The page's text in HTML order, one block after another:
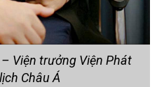
Viện trưởng Viện Phát
Châu Á